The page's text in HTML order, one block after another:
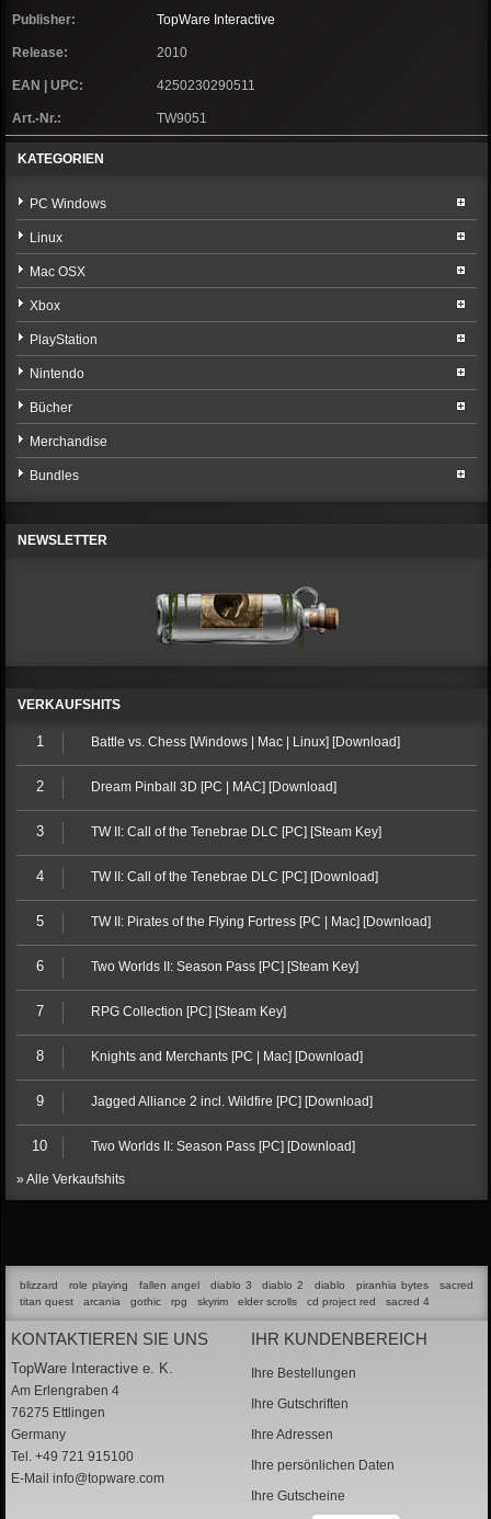
Publisher: TopWare Interactive
Release: 2010
EAN | UPC: 4250230290511
Art.-Nr.: TW9051
KATEGORIEN
PC Windows
Linux
Mac OSX
Xbox
PlayStation
Nintendo
Bücher
Merchandise
Bundles
NEWSLETTER
VERKAUFSHITS
1 Battle vs. Chess [Windows | Mac | Linux] [Download]
2 Dream Pinball 3D [PC | MAC] [Download]
3 TW II: Call of the Tenebrae DLC [PC] [Steam Key]
4 TW II: Call of the Tenebrae DLC [PC] [Download]
5 TW II: Pirates of the Flying Fortress [PC | Mac] [Download]
6 Two Worlds II: Season Pass [PC] [Steam Key]
7 RPG Collection [PC] [Steam Key]
8 Knights and Merchants [PC | Mac] [Download]
9 Jagged Alliance 2 incl. Wildfire [PC] [Download]
10 Two Worlds II: Season Pass [PC] [Download]
» Alle Verkaufshits
blizzard role playing fallen angel diablo 3 diablo 2 diablo piranhia bytes
sacred
titan quest
arcania gothic rpg skyrim elder scrolls cd project red sacred 4
KONTAKTIEREN SIE UNS
TopWare Interactive e. K.
Am Erlengraben 4
76275 Ettlingen
Germany
Tel. +49 721 915100
E-Mail info@topware.com
IHR KUNDENBEREICH
Ihre Bestellungen
Ihre Gutschriften
Ihre Adressen
Ihre persönlichen Daten
Ihre Gutscheine